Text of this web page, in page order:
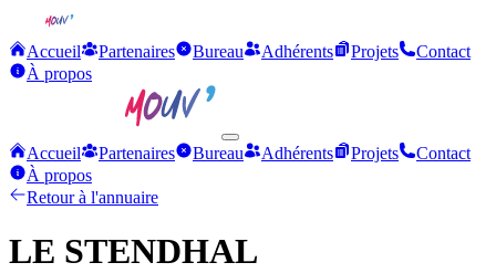
Accueil Partenaires Bureau Adhérents Projets
Contact
À propos
Accueil Partenaires Bureau Adhérents Projets
Contact
À propos
Retour à l'annuaire
LE STENDHAL